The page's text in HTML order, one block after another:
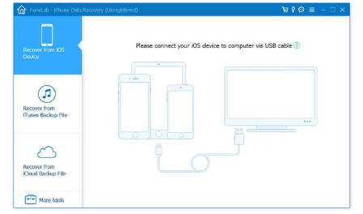
Deutsche
Suomalainen
Dansk
Ελληνικά
हिंदी
தமிழ்
Bahasa Melayu